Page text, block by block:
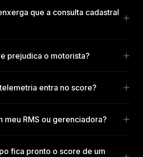
que a consulta cadastral
prejudica o motorista?
entra no score?
meu RMS ou gerenciadora?
fica pronto o score de um